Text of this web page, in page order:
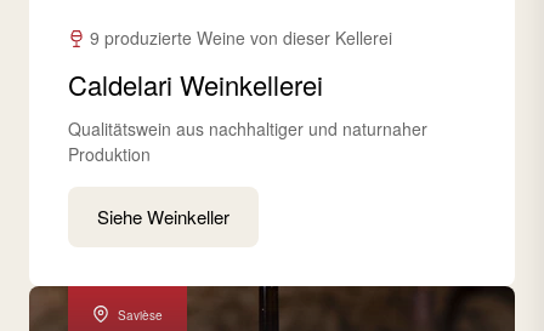
9 produzierte Weine von dieser Kellerei
Caldelari Weinkellerei
Qualitätswein aus nachhaltiger und naturnaher
Produktion
Siehe Weinkeller
Savièse